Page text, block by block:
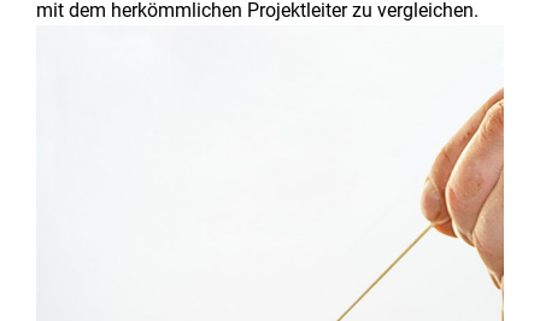
mit dem herkömmlichen Projektleiter zu vergleichen.